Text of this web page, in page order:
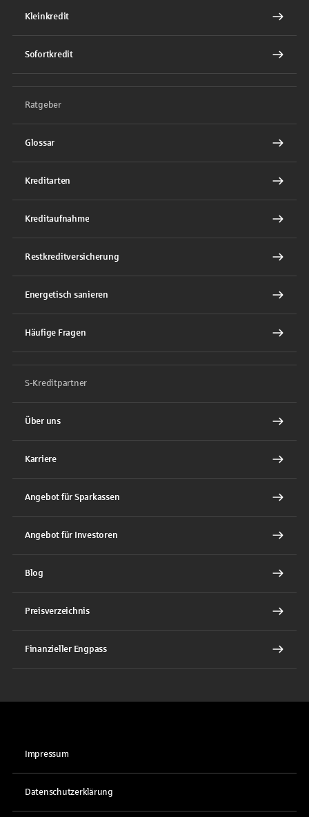
Kleinkredit
Sofortkredit
Ratgeber
Glossar
Kreditarten
Kreditaufnahme
Restkreditversicherung
Energetisch sanieren
Häufige Fragen
S-Kreditpartner
Über uns
Karriere
Angebot für Sparkassen
Angebot für Investoren
Blog
Preisverzeichnis
Finanzieller Engpass
Impressum
Datenschutzerklärung